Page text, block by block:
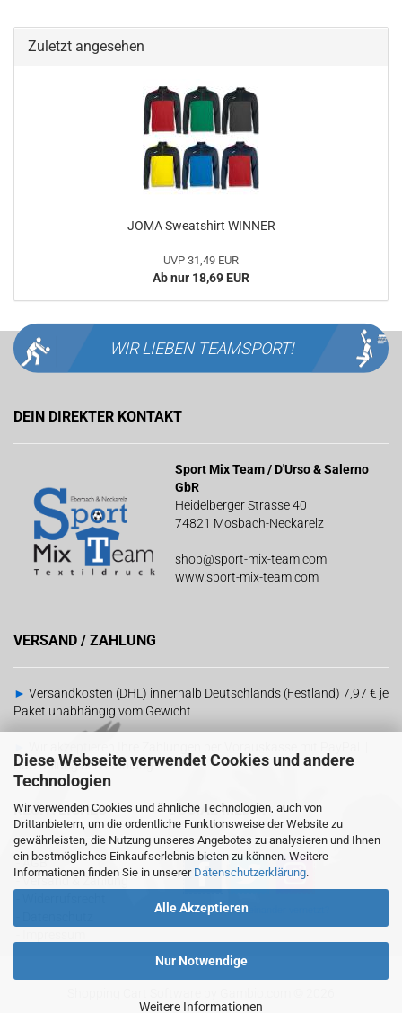
Diese Webseite verwendet Cookies und andere
Technologien
Wir verwenden Cookies und ähnliche Technologien, auch von
Drittanbietern, um die ordentliche Funktionsweise der Website zu
gewährleisten, die Nutzung unseres Angebotes zu analysieren und Ihnen
ein bestmögliches Einkaufserlebnis bieten zu können. Weitere
Informationen finden Sie in unserer Datenschutzerklärung.
Alle Akzeptieren
Nur Notwendige
Weitere Informationen
Zuletzt angesehen
JOMA Sweatshirt WINNER
UVP 31,49 EUR
Ab nur 18,69 EUR
WIR LIEBEN TEAMSPORT!
DEIN DIREKTER KONTAKT
Sport Mix Team / D'Urso & Salerno
GbR
Heidelberger Strasse 40
74821 Mosbach-Neckarelz
shop@sport-mix-team.com
www.sport-mix-team.com
VERSAND / ZAHLUNG
► Versandkosten (DHL) innerhalb Deutschlands (Festland) 7,97 € je
Paket unabhängig vom Gewicht
Barzahlung bei Abholung
RECHTLICHES
-AGB
-Versand & Zahlung
SOCIAL MEDIA
Sind wir schonmiteinander vernetzt?